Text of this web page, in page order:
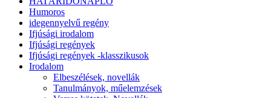
Humoros
idegennyelvű regény
Ifjúsági irodalom
Ifjúsági regények
Ifjúsági regények -klasszikusok
Irodalom
Elbeszélések, novellák
Tanulmányok, műelemzések